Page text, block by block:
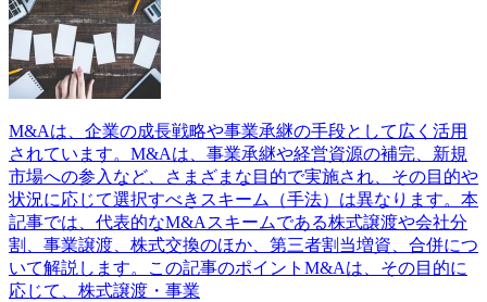
M&Aは、企業の成長戦略や事業承継の手段として広く活用
されています。M&Aは、事業承継や経営資源の補完、新規
市場への参入など、さまざまな目的で実施され、その目的や
状況に応じて選択すべきスキーム（手法）は異なります。本
記事では、代表的なM&Aスキームである株式譲渡や会社分
割、事業譲渡、株式交換のほか、第三者割当増資、合併につ
いて解説します。この記事のポイントM&Aは、その目的に
応じて、株式譲渡・事業